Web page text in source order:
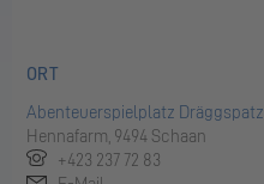
ORT
Abenteuerspielplatz Dräggspatz
Hennafarm, 9494 Schaan
+423 237 72 83